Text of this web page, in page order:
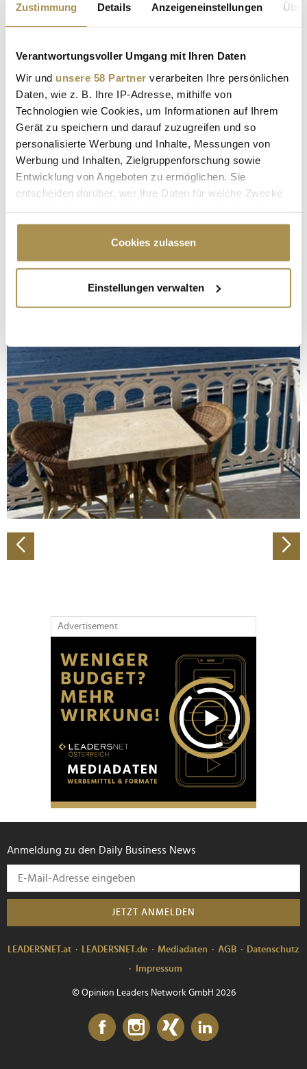
Zustimmung Details Anzeigeneinstellungen
Verantwortungsvoller Umgang mit Ihren Daten
Wir und unsere 58 Partner verarbeiten Ihre persönlichen
Daten, wie z. B. Ihre IP-Adresse, mithilfe von
Technologien wie Cookies, um Informationen auf Ihrem
Gerät zu speichern und darauf zuzugreifen und so
personalisierte Werbung und Inhalte, Messungen von
Werbung und Inhalten, Zielgruppenforschung sowie
Entwicklung von Angeboten zu ermöglichen. Sie
entscheiden darüber, wer Ihre Daten für welche Zwecke
Cookie-Erklärung oder durch Klicken auf das Privacy
Trigger Symbol ändern oder widerrufen
Informationen über Ihre geografische Lage
erfassen, welche bis auf einige Meter genau sein
bestimmten Merkmalen (Fingerprinting) identifizieren
Erfahren Sie mehr darüber, wie Ihre persönlichen Daten
verarbeitet werden, und legen Sie Ihre Präferenzen im
Abschnitt Einzelheitenfest.
Wir verwenden Cookies, um Inhalte und Anzeigen zu
personalisieren, Funktionen für soziale Medien anbieten
zu können und die Zugriffe auf unsere Website zu
analysieren. Außerdem geben wir Informationen zu Ihrer
Verwendung unserer Website an unsere Partner für
Partner führen diese Informationen möglicherweise mit
weiteren Daten zusammen, die Sie ihnen bereitgestellt
Cookies zulassen
Einstellungen verwalten
Advertisement
Anmeldung zu den Daily Business News
JETZT ANMELDEN
LEADERSNET.at LEADERSNET.de Mediadaten AGB
Datenschutz
Impressum
© Opinion Leaders Network GmbH 2026